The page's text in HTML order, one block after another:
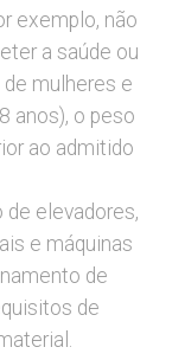
exemplo, não
a saúde ou
mulheres e
anos), o peso
ao admitido
de elevadores,
e máquinas
de
de